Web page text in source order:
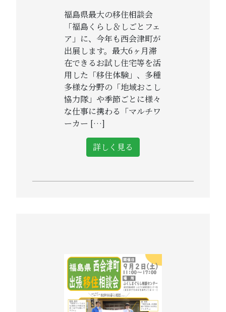
福島県最大の移住相談会
「福島くらし＆しごとフェ
ア」に、今年も西会津町が
出展します。最大6ヶ月滞
在できるお試し住宅等を活
用した「移住体験」、多種
多様な分野の「地域おこし
協力隊」や季節ごとに様々
な仕事に携わる「マルチワ
ーカー […]
詳しく見る